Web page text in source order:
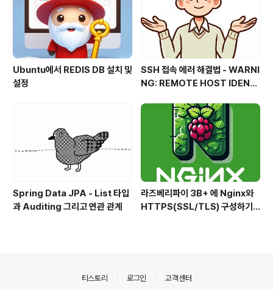
Ubuntu에서 REDIS DB 설치 및
설정
SSH 접속 에러 해결법 - WARNI
NG: REMOTE HOST IDENTI
Spring Data JPA - List 타입
과 Auditing 그리고 연관 관계
라즈베리파이 3B+ 에 Nginx와
HTTPS(SSL/TLS) 구성하기
티스토리 로그인 고객센터